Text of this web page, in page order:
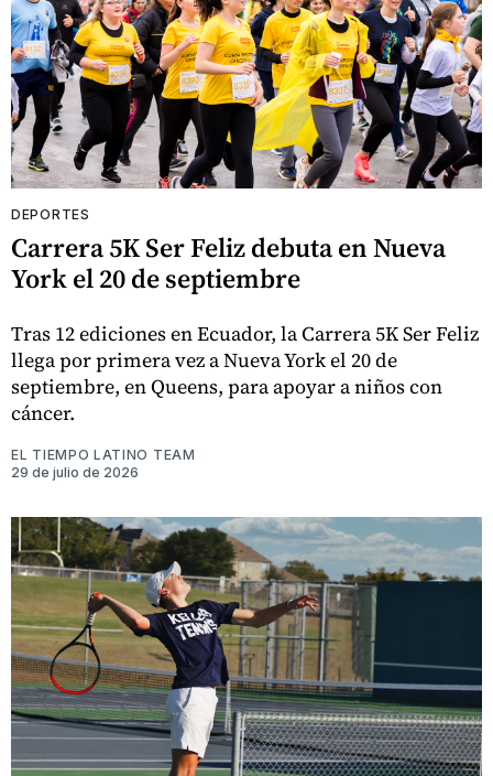
DEPORTES
Carrera 5K Ser Feliz debuta en Nueva
York el 20 de septiembre
Tras 12 ediciones en Ecuador, la Carrera 5K Ser Feliz
llega por primera vez a Nueva York el 20 de
septiembre, en Queens, para apoyar a niños con
cáncer.
EL TIEMPO LATINO TEAM
29 de julio de 2026